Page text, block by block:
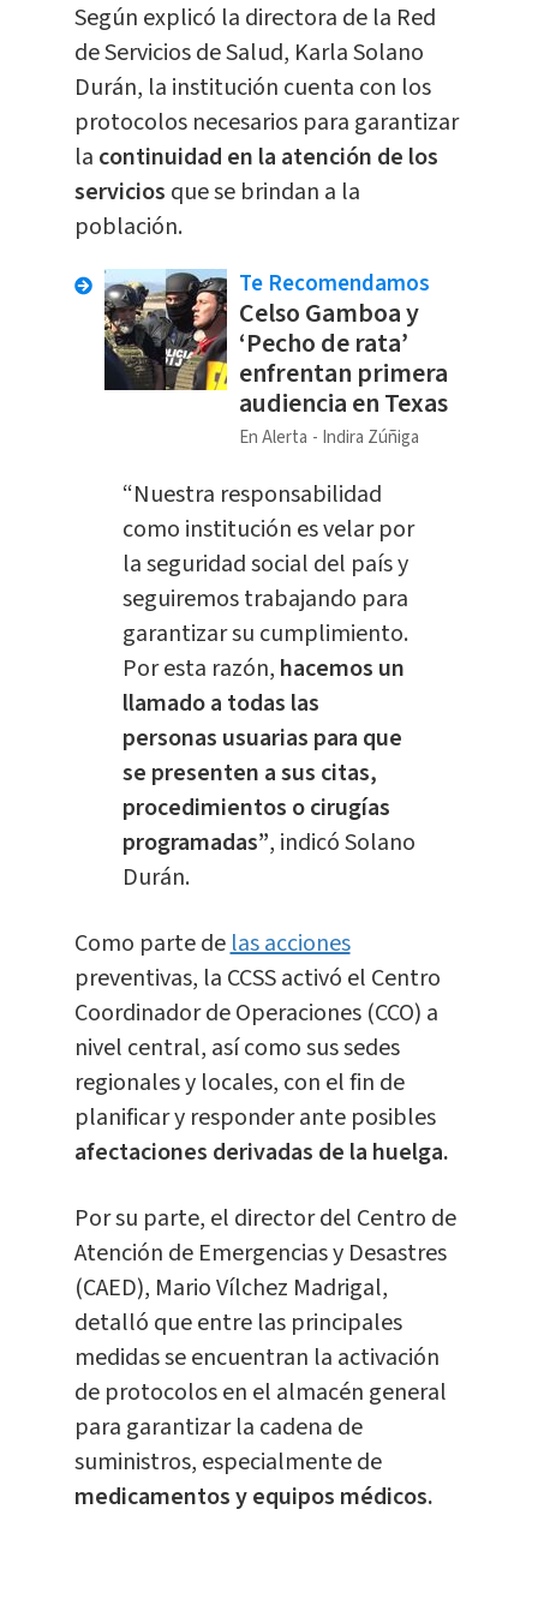
Según explicó la directora de la Red
de Servicios de Salud, Karla Solano
Durán, la institución cuenta con los
protocolos necesarios para garantizar
la continuidad en la atención de los
servicios que se brindan a la
población.
Te Recomendamos
Celso Gamboa y
‘Pecho de rata’
enfrentan primera
audiencia en Texas
En Alerta Indira Zúñiga
“Nuestra responsabilidad
como institución es velar por
la seguridad social del país y
seguiremos trabajando para
garantizar su cumplimiento.
Por esta razón, hacemos un
llamado a todas las
personas usuarias para que
se presenten a sus citas,
procedimientos o cirugías
programadas”, indicó Solano
Durán.
Como parte delas acciones
preventivas, la CCSS activó el Centro
Coordinador de Operaciones (CCO) a
nivel central, así como sus sedes
regionales y locales, con el fin de
planificar y responder ante posibles
afectaciones derivadas de la huelga.
Por su parte, el director del Centro de
Atención de Emergencias y Desastres
(CAED), Mario Vílchez Madrigal,
detalló que entre las principales
medidas se encuentran la activación
de protocolos en el almacén general
para garantizar la cadena de
suministros, especialmente de
medicamentos y equipos médicos.